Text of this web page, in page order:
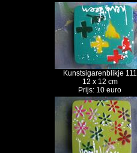
Kunstsigarenblikje 111
12 x 12 cm
Prijs: 10 euro